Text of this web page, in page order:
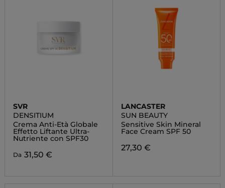
SVR
DENSITIUM
Crema Anti-Età Globale
Effetto Liftante Ultra-
Nutriente con SPF30
Da 31,50 €
LANCASTER
SUN BEAUTY
Sensitive Skin Mineral
Face Cream SPF 50
27,30 €